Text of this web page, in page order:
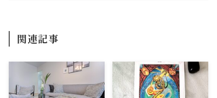
関連記事